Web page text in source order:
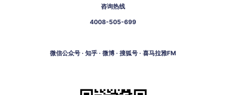
咨询热线
4008-505-699
微信公众号 · 知乎 · 微博 · 搜狐号 · 喜马拉雅FM